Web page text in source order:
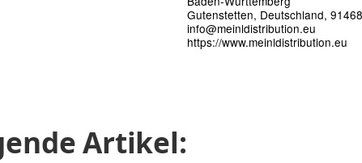
Gutenstetten, Deutschland, 91468
info@meinldistribution.eu
https://www.meinldistribution.eu
Artikel: